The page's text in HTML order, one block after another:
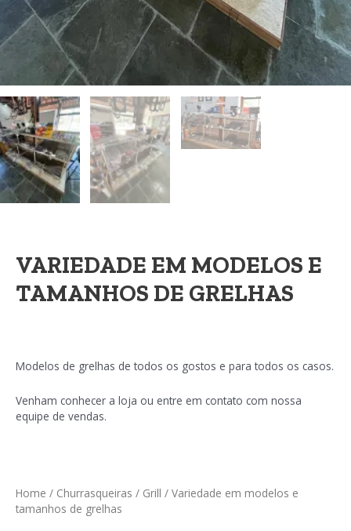
VARIEDADE EM MODELOS E
TAMANHOS DE GRELHAS
Modelos de grelhas de todos os gostos e para todos os casos.
Venham conhecer a loja ou entre em contato com nossa
equipe de vendas.
Home / Churrasqueiras / Grill / Variedade em modelos e
tamanhos de grelhas